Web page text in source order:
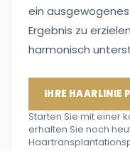
ein
Ergebnis zu
harmonisch
IHRE HAARLINIE
Starten Sie mit einer
erhalten Sie noch